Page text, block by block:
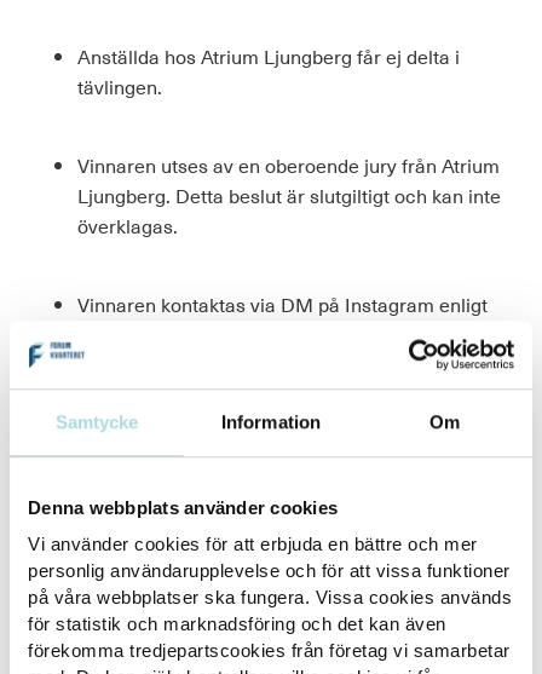
Samtycke Information Om
Denna webbplats använder cookies
Vi använder cookies för att erbjuda en bättre och mer
personlig användarupplevelse och för att vissa funktioner
på våra webbplatser ska fungera. Vissa cookies används
för statistik och marknadsföring och det kan även
förekomma tredjepartscookies från företag vi samarbetar
Anställda hos Atrium Ljungberg får ej delta i
tävlingen.
Vinnaren utses av en oberoende jury från Atrium
Ljungberg. Detta beslut är slutgiltigt och kan inte
överklagas.
Vinnaren kontaktas via DM på Instagram enligt
Om vinnaren inte svarar inom 48 timmar
Vinsten kan ej bytas mot kontanter eller andra
varor.
Eventuell vinstskatt betalas av vinnaren.